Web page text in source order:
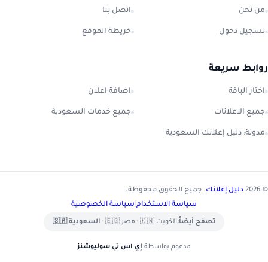
من نحن اتصل بنا
تسجيل دخول خريطة الموقع
روابط سريعة
اختار الباقة اضافة اعلان
جميع الاعلانات جميع خدمات السعودية
مدونة: دليل إعلانك السعودية
© 2026 دليل إعلانك. جميع الحقوق محفوظة.
سياسة الاستخدام سياسة الخصوصية
تصفح أيضاً:الكويت 🇰🇼 • مصر 🇪🇬 • السعودية 🇸🇦
مدعوم بواسطة إي اس تي سوليوشنز